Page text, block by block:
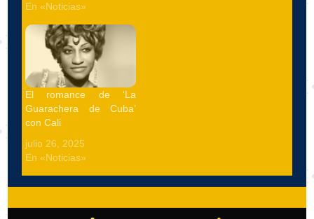
En «Noticias»
El romance de ‘La
Guarachera de Cuba’
con Cali
julio 26, 2025
En «Noticias»